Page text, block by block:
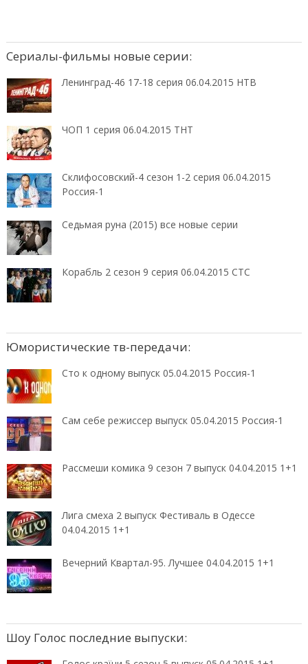
Сериалы-фильмы новые серии:
Ленинград-46 17-18 серия 06.04.2015 НТВ
ЧОП 1 серия 06.04.2015 ТНТ
Склифосовский-4 сезон 1-2 серия 06.04.2015
Россия-1
Седьмая руна (2015) все новые серии
Корабль 2 сезон 9 серия 06.04.2015 СТС
Юмористические тв-передачи:
Сто к одному выпуск 05.04.2015 Россия-1
Сам себе режиссер выпуск 05.04.2015 Россия-1
Рассмеши комика 9 сезон 7 выпуск 04.04.2015 1+1
Лига смеха 2 выпуск Фестиваль в Одессе
04.04.2015 1+1
Вечерний Квартал-95. Лучшее 04.04.2015 1+1
Шоу Голос последние выпуски: